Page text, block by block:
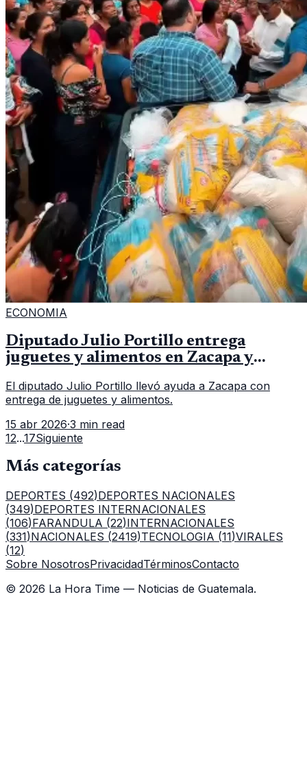
ECONOMIA
Diputado Julio Portillo entrega
juguetes y alimentos en Zacapa y
El diputado Julio Portillo llevó ayuda a Zacapa con
entrega de juguetes y alimentos.
15 abr 2026·3 min read
12...17Siguiente
Más categorías
DEPORTES (492)DEPORTES NACIONALES
(349)DEPORTES INTERNACIONALES
(106)FARANDULA (22)INTERNACIONALES
(331)NACIONALES (2419)TECNOLOGIA (11)VIRALES
(12)
Sobre NosotrosPrivacidadTérminosContacto
© 2026 La Hora Time — Noticias de Guatemala.